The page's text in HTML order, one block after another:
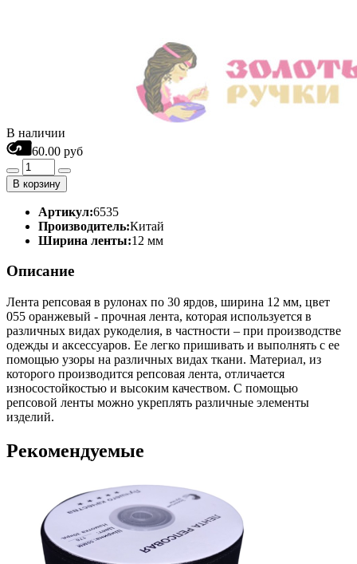
В наличии
60.00 руб
В корзину
Артикул:6535
Производитель:Китай
Ширина ленты:12 мм
Описание
Лента репсовая в рулонах по 30 ярдов, ширина 12 мм, цвет
055 оранжевый - прочная лента, которая используется в
различных видах рукоделия, в частности – при производстве
одежды и аксессуаров. Ее легко пришивать и выполнять с ее
помощью узоры на различных видах ткани. Материал, из
которого производится репсовая лента, отличается
износостойкостью и высоким качеством. С помощью
репсовой ленты можно укреплять различные элементы
изделий.
Рекомендуемые